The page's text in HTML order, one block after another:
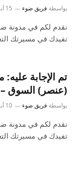
بواسطة فريق ضوء 15 أبريل، 2025
نقدم لكم في مدونة
تفيدك في مسيرتك
تم الإجابة
(عنصر) السوق – Market Factor) في الإدراة؟
بواسطة فريق ضوء 10 أبريل، 2025
نقدم لكم في مدونة
تفيدك في مسيرتك